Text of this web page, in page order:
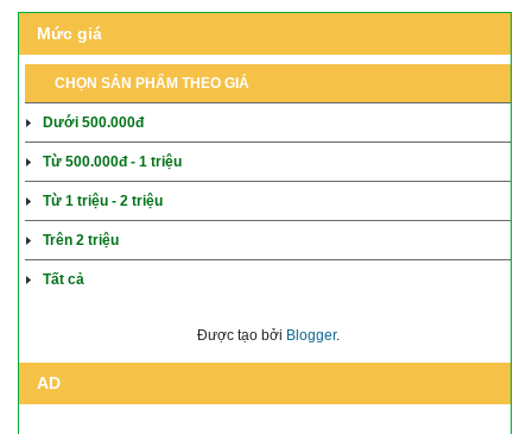
Mức giá
CHỌN SẢN PHẨM THEO GIÁ
Dưới 500.000đ
Từ 500.000đ - 1 triệu
Từ 1 triệu - 2 triệu
Trên 2 triệu
Tất cả
Được tạo bởi Blogger.
AD